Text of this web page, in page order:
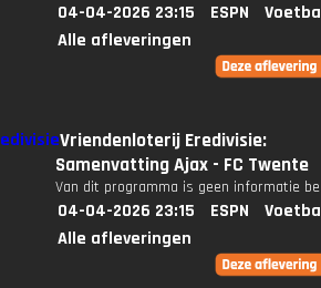
04-04-2026 23:15 ESPN
Alle afleveringen
Vriendenloterij Eredivisie:
Samenvatting Ajax - FC Twente
Van dit programma is geen informatie
04-04-2026 23:15 ESPN
Alle afleveringen